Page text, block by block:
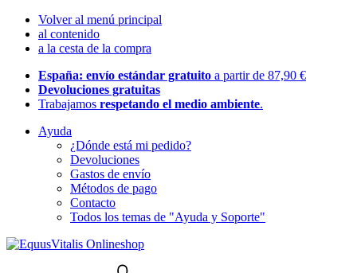
Volver al menú principal
al contenido
a la cesta de la compra
España: envío estándar gratuito a partir de 87,90 €
Devoluciones gratuitas
Trabajamos respetando el medio ambiente.
Ayuda
¿Dónde está mi pedido?
Devoluciones
Gastos de envío
Métodos de pago
Contacto
Todos los temas de "Ayuda y Soporte"